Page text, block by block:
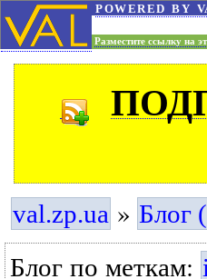
powered by
Разместите ссылку на
val.zp.ua » Блог
Блог по меткам: